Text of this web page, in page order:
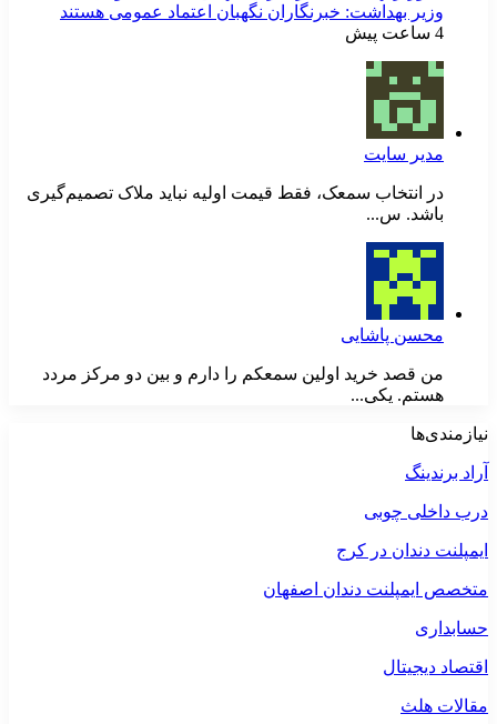
وزیر بهداشت: خبرنگاران نگهبان اعتماد عمومی هستند
4 ساعت پیش
مدیر سایت
در انتخاب سمعک، فقط قیمت اولیه نباید ملاک تصمیم‌گیری
باشد. س...
محسن پاشایی
من قصد خرید اولین سمعکم را دارم و بین دو مرکز مردد
هستم. یکی...
نیازمندی‌ها
آراد برندینگ
درب داخلی چوبی
ایمپلنت دندان در کرج
متخصص ایمپلنت دندان اصفهان
حسابداری
اقتصاد دیجیتال
مقالات هلث